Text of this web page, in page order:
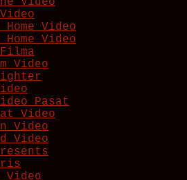
Video
Home Video
Video
Pasat
Video
Video
Video
Video